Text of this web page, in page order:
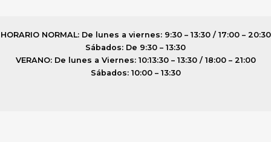
HORARIO NORMAL: De lunes a viernes: 9:30 – 13:30 / 17:00 – 20:30
Sábados: De 9:30 – 13:30
VERANO: De lunes a Viernes: 10:13:30 – 13:30 / 18:00 – 21:00
Sábados: 10:00 – 13:30